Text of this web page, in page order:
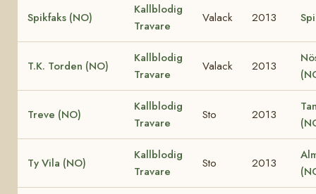
Spikfaks (NO)
Kallblodig
Travare
Valack 2013
T.K. Torden (NO)
Kallblodig
Travare
Valack 2013
Treve (NO)
Kallblodig
Travare
Sto 2013
Ty Vila (NO)
Kallblodig
Travare
Sto 2013